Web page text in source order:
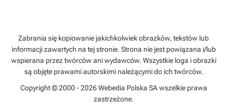
Zabrania się kopiowanie jakichkolwiek obrazków, tekstów lub
informacji zawartych na tej stronie. Strona nie jest powiązana i/lub
wspierana przez twórców ani wydawców. Wszystkie loga i obrazki
są objęte prawami autorskimi należącymi do ich twórców.
Copyright © 2000 - 2026 Webedia Polska SA wszelkie prawa
zastrzeżone.